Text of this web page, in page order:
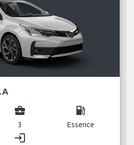
business_center
3
local_gas_station
Essence
login